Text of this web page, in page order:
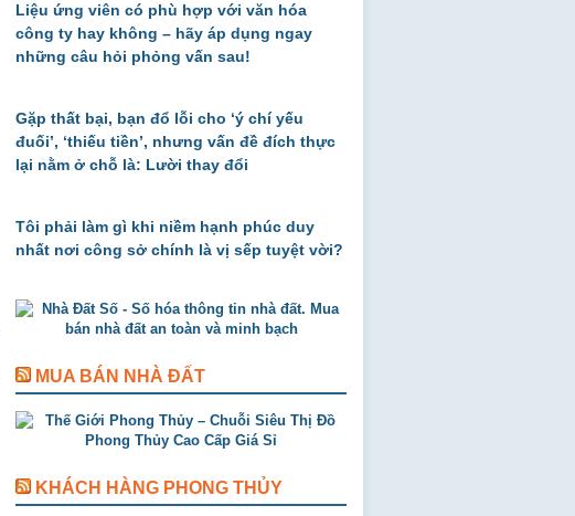
Liệu ứng viên có phù hợp với văn hóa
công ty hay không – hãy áp dụng ngay
những câu hỏi phỏng vấn sau!
Gặp thất bại, bạn đổ lỗi cho ‘ý chí yếu
đuối’, ‘thiếu tiền’, nhưng vấn đề đích thực
lại nằm ở chỗ là: Lười thay đổi
Tôi phải làm gì khi niềm hạnh phúc duy
nhất nơi công sở chính là vị sếp tuyệt vời?
MUA BÁN NHÀ ĐẤT
KHÁCH HÀNG PHONG THỦY